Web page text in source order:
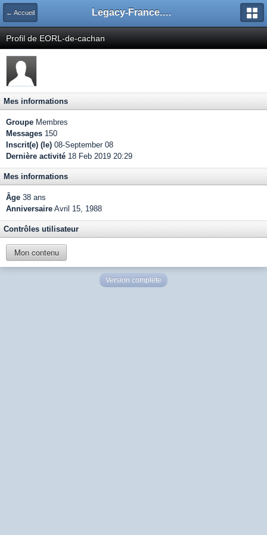
← Accueil Legacy-France.org - Forum
Profil de EORL-de-cachan
Mes informations
Groupe Membres
Messages 150
Inscrit(e) (le) 08-September 08
Dernière activité 18 Feb 2019 20:29
Mes informations
Âge 38 ans
Anniversaire Avril 15, 1988
Contrôles utilisateur
Mon contenu
Version complète